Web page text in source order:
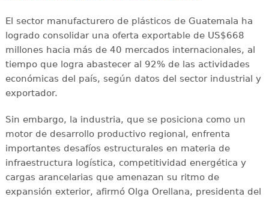
El sector manufacturero de plásticos de Guatemala ha
logrado consolidar una oferta exportable de US$668
millones hacia más de 40 mercados internacionales, al
tiempo que logra abastecer al 92% de las actividades
económicas del país, según datos del sector industrial y
exportador.
Sin embargo, la industria, que se posiciona como un
motor de desarrollo productivo regional, enfrenta
importantes desafíos estructurales en materia de
infraestructura logística, competitividad energética y
cargas arancelarias que amenazan su ritmo de
expansión exterior, afirmó Olga Orellana, presidenta del